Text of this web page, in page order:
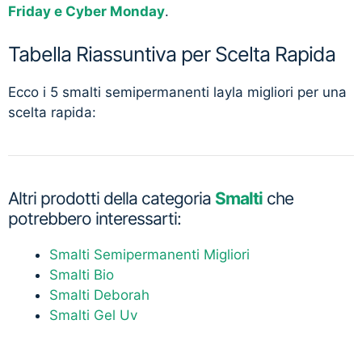
Friday e Cyber Monday.
Tabella Riassuntiva per Scelta Rapida
Ecco i 5 smalti semipermanenti layla migliori per una
scelta rapida:
Altri prodotti della categoria Smalti che
potrebbero interessarti:
Smalti Semipermanenti Migliori
Smalti Bio
Smalti Deborah
Smalti Gel Uv